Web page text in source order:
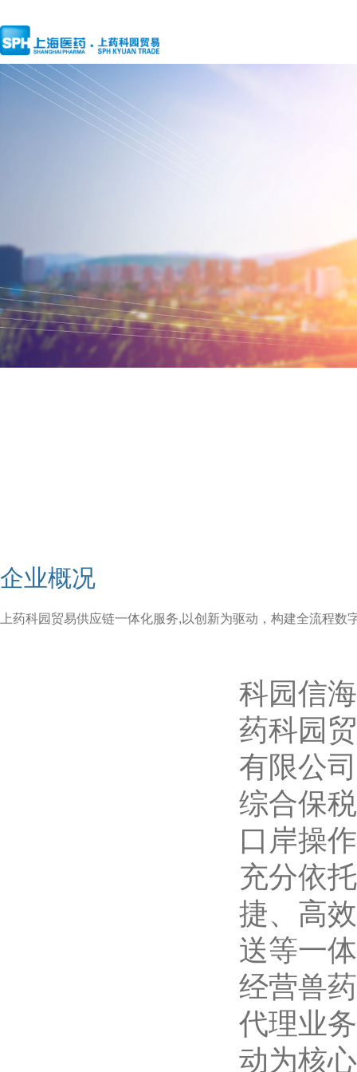
企业概况
上药科园贸易供应链一体化服务,以创新为驱动，构建全流程数
科园信
药科园
有限公
综合保
口岸操
充分依
捷、高
送等一
经营兽
代理业
动为核